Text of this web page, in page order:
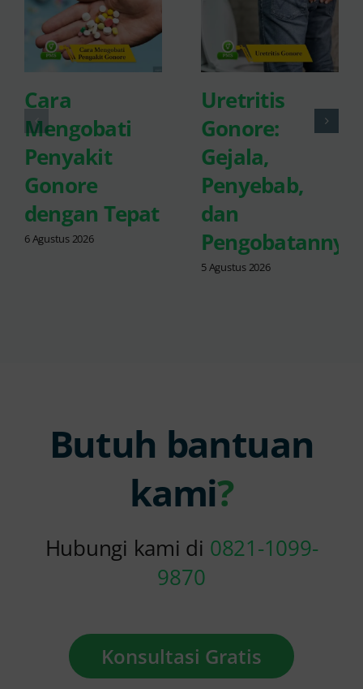
Cara
Mengobati
Penyakit
Gonore
dengan Tepat
6 Agustus 2026
Uretritis
Gonore:
Gejala,
Penyebab,
dan
Pengobatannya
5 Agustus 2026
Butuh bantuan
kami?
Hubungi kami di 0821-1099-
9870
Konsultasi Gratis